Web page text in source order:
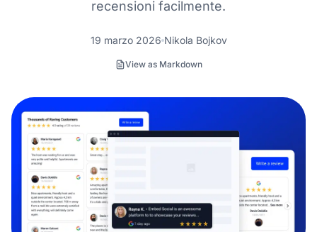
recensioni facilmente.
19 marzo 2026 Nikola Bojkov
View as Markdown